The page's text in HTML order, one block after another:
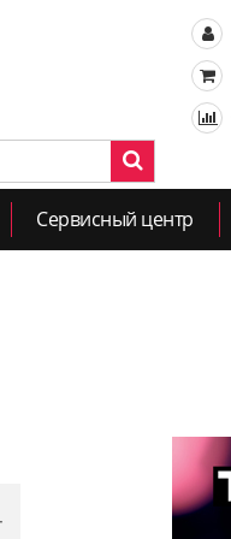
Сервисный центр